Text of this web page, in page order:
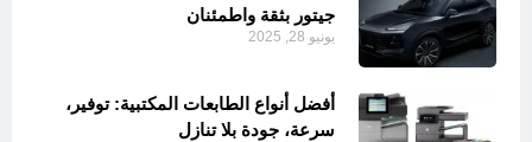
جيتور بثقة واطمئنان
يونيو 28, 2025
أفضل أنواع الطابعات المكتبية: توفير،
سرعة، جودة بلا تنازل